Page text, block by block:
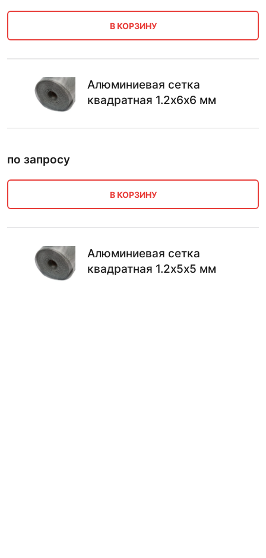
В КОРЗИНУ
Алюминиевая сетка
квадратная 1.2х6х6 мм
по запросу
В КОРЗИНУ
Алюминиевая сетка
квадратная 1.2х5х5 мм